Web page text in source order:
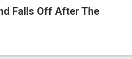
Falls Off After The